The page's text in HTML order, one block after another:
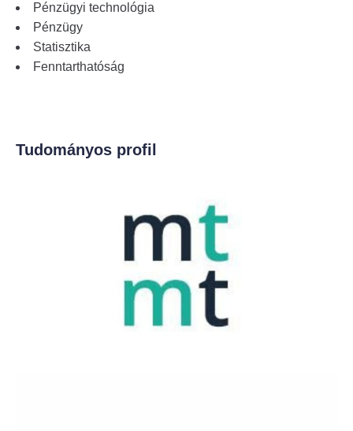
Pénzügyi technológia
Pénzügy
Statisztika
Fenntarthatóság
Tudományos profil